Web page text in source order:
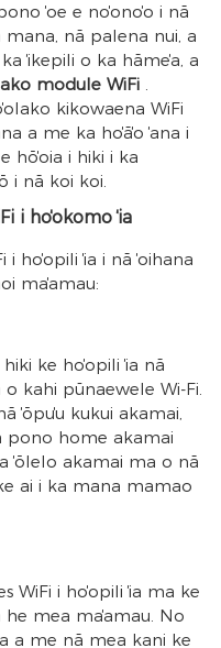
ʻoe e noʻonoʻo i nā
mana, nā palena nui, a
ʻikepili o ka hāmeʻa, a
module WiFi .
kikowaena WiFi
a me ka hoʻāʻo ʻana i
hōʻoia i hiki i ka
i nā koi koi.
i hoʻokomo ʻia
hoʻopili ʻia i nā ʻoihana
maʻamau:
ke hoʻopili ʻia nā
kahi pūnaewele Wi-Fi.
ʻōpuʻu kukui akamai,
pono home akamai
ʻōlelo akamai ma o nā
ai i ka mana mamao
WiFi i hoʻopili ʻia ma ke
mea maʻamau. No
a me nā mea kani ke